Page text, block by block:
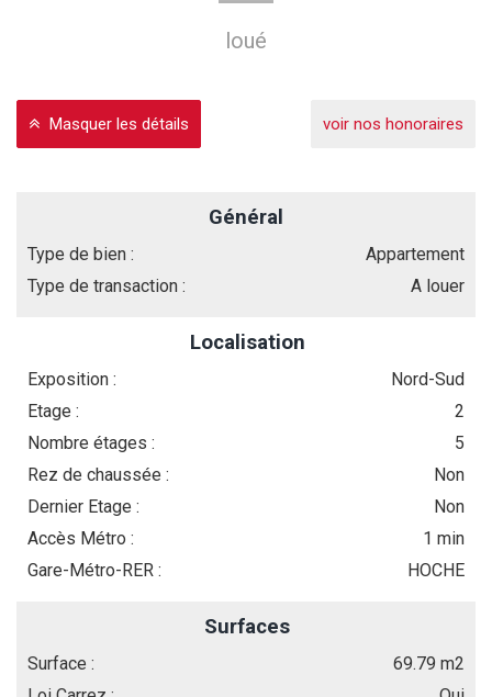
loué
Masquer les détails voir nos honoraires
Général
Type de bien :
Appartement
Type de transaction :
A louer
Localisation
Exposition :
Nord-Sud
Etage :
2
Nombre étages :
5
Rez de chaussée :
Non
Dernier Etage :
Non
Accès Métro :
1 min
Gare-Métro-RER :
HOCHE
Surfaces
Surface :
69.79 m2